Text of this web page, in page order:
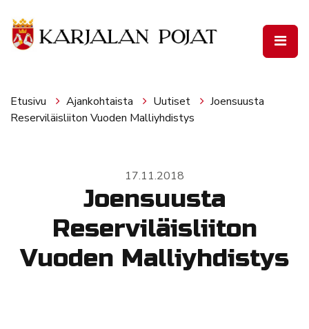
Etusivu Ajankohtaista Uutiset
Joensuusta
Reserviläisliiton Vuoden Malliyhdistys
17.11.2018
Joensuusta
Reserviläisliiton
Vuoden Malliyhdistys